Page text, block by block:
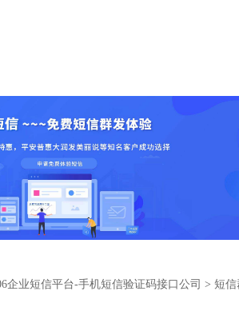
企业短信平台-手机短信验证码接口公司 > 短